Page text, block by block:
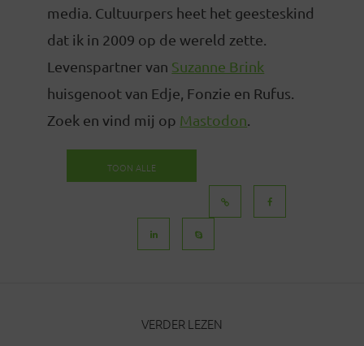
media. Cultuurpers heet het geesteskind
dat ik in 2009 op de wereld zette.
Levenspartner van Suzanne Brink
huisgenoot van Edje, Fonzie en Rufus.
Zoek en vind mij op Mastodon
TOON ALLE
VERDER LEZEN